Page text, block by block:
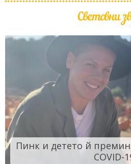
Световни
Пинк и детето й
COVID-